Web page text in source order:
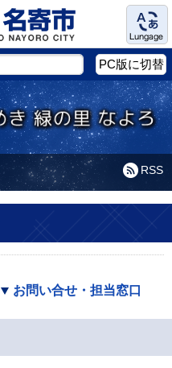
Language
PC版に切替
RSS
お問い合せ・担当窓口